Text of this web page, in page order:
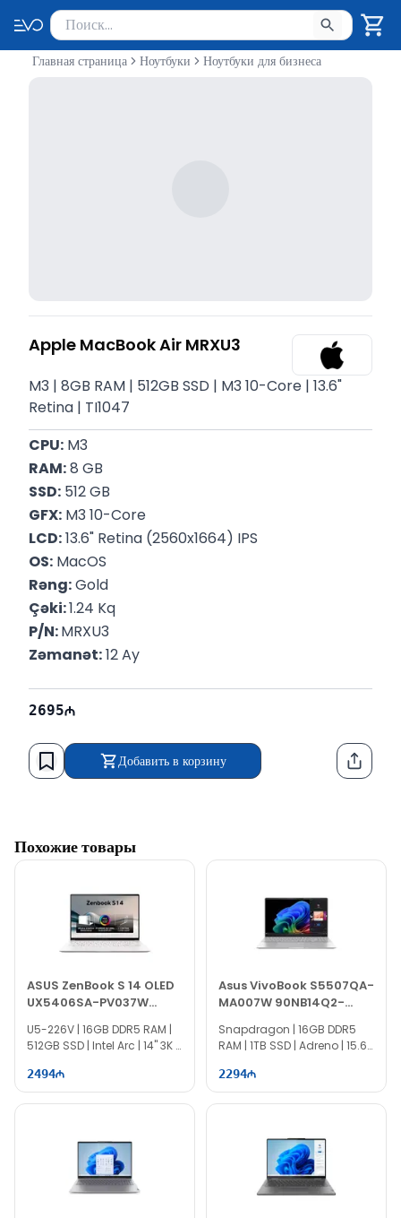
Поиск товаров
Введите минимум 2 символа для поиска. Нажмите Enter
Главная страница Ноутбуки Ноутбуки для бизнеса
Apple MacBook Air MRXU3
M3 | 8GB RAM | 512GB SSD | M3 10-Core | 13.6"
Retina | TI1047
CPU: M3
RAM: 8 GB
SSD: 512 GB
GFX: M3 10-Core
LCD: 13.6" Retina (2560x1664) IPS
OS: MacOS
Rəng: Gold
Çəki: 1.24 Kq
P/N: MRXU3
Zəmanət: 12 Ay
2695
Добавить в корзину
Похожие товары
ASUS ZenBook S 14 OLED
UX5406SA-PV037W
90NB14F2-M007Z0
U5-226V | 16GB DDR5 RAM |
512GB SSD | Intel Arc | 14" 3K |
2494
Asus VivoBook S5507QA-
MA007W 90NB14Q2-
Snapdragon | 16GB DDR5
RAM | 1TB SSD | Adreno | 15.6″
2294